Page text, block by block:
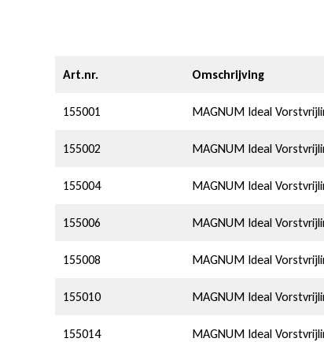
Art.nr. Omschrijving
155001 MAGNUM Ideal
155002 MAGNUM Ideal
155004 MAGNUM Ideal
155006 MAGNUM Ideal
155008 MAGNUM Ideal
155010 MAGNUM Ideal
155014 MAGNUM Ideal